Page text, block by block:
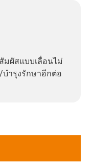
มผัสแบบเลื่อนไม่
บำรุงรักษาอีกต่อ